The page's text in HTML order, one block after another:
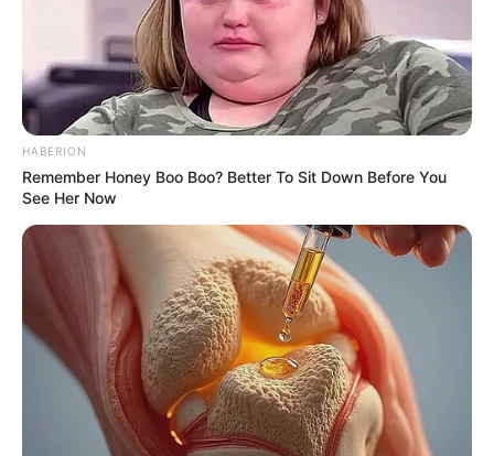
Remember Hensel Twins? Take A Deep Breath
Before You See Them Now
BUZZDAY
This Photo Was Not Edited, Look Closer
HABERION
Remember Honey Boo Boo? Better To Sit Down Before You
See Her Now